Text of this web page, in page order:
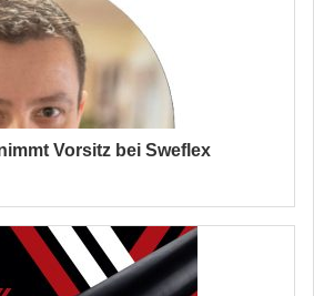
Vorsitz bei Sweflex